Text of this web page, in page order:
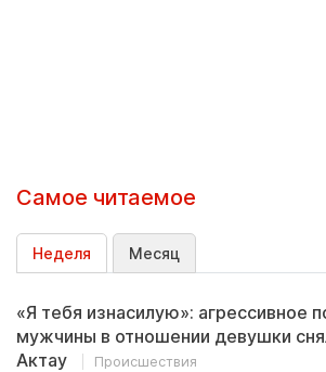
Самое читаемое
Неделя Месяц
«Я тебя изнасилую»: агрессивное
мужчины в отношении девушки
Актау
Происшествия